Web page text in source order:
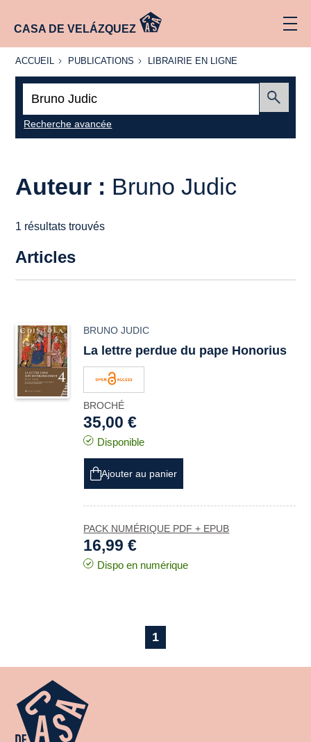
CASA DE VELÁZQUEZ
ACCUEIL
ACCUEIL PUBLICATIONS
PUBLICATIONS
LIBRAIRIE
LIBRAIRIE EN LIGNE
Recherche avancée
Auteur : Bruno Judic
1 résultats trouvés
Articles
BRUNO JUDIC
La lettre perdue du pape Honorius
BROCHÉ
35,00 €
Disponible
Ajouter au panier
PACK NUMÉRIQUE PDF + EPUB
16,99 €
Dispo en numérique
1